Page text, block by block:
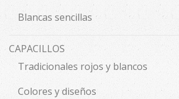
Blancas sencillas
CAPACILLOS
Tradicionales rojos y blancos
Colores y diseños